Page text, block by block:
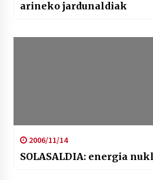
arineko jardunaldiak
2006/11/14
SOLASALDIA: energia